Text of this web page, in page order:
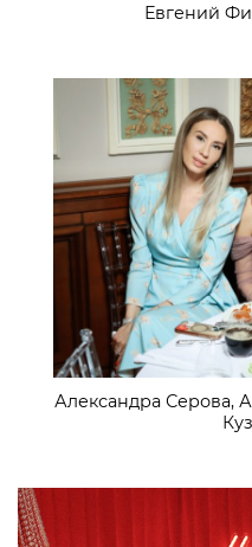
Евгений
Александра Серова,